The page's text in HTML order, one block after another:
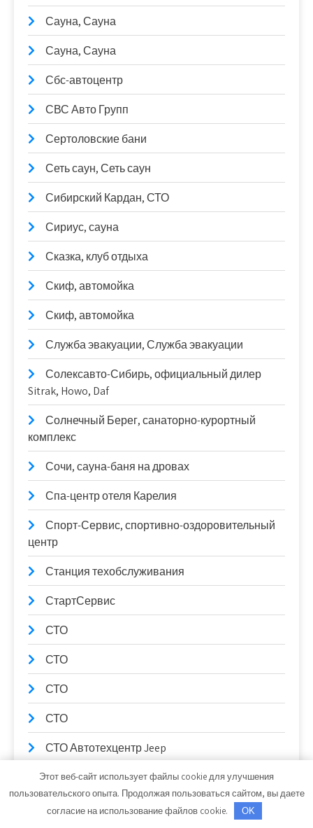
Сауна, Сауна
Сауна, Сауна
Сбс-автоцентр
СВС Авто Групп
Сертоловские бани
Сеть саун, Сеть саун
Сибирский Кардан, СТО
Сириус, сауна
Сказка, клуб отдыха
Скиф, автомойка
Скиф, автомойка
Служба эвакуации, Служба эвакуации
Солексавто-Сибирь, официальный дилер
Sitrak, Howo, Daf
Солнечный Берег, санаторно-курортный
комплекс
Сочи, сауна-баня на дровах
Спа-центр отеля Карелия
Спорт-Сервис, спортивно-оздоровительный
центр
Станция техобслуживания
СтартСервис
СТО
СТО
СТО
СТО
СТО Автотехцентр Jeep
Сто коней, официальный дилер Mitsubishi
Сто коней, официальный дилер Mitsubishi
Этот веб-сайт использует файлы cookie для улучшения
пользовательского опыта. Продолжая пользоваться сайтом, вы даете
согласие на использование файлов cookie.
OK